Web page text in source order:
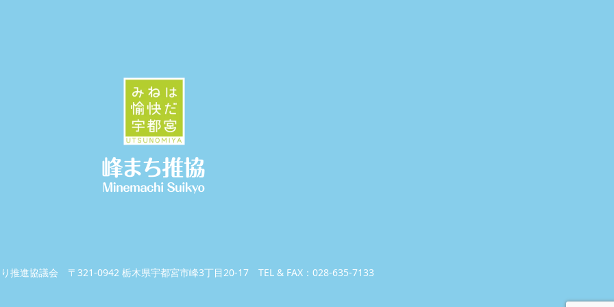
推進協議会 〒321-0942 栃木県宇都宮市峰3丁目20-17 TEL & FAX：028-635-7133